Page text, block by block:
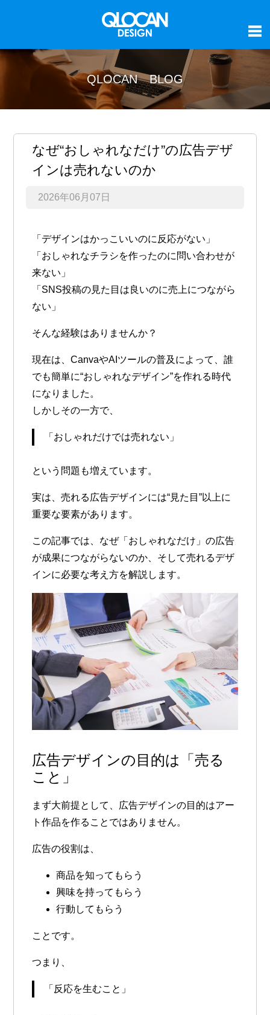
QLOCAN BLOG
なぜ“おしゃれなだけ”の広告デザ
インは売れないのか
2026年06月07日
「デザインはかっこいいのに反応がない」
「おしゃれなチラシを作ったのに問い合わせが
来ない」
「SNS投稿の見た目は良いのに売上につながら
ない」
そんな経験はありませんか？
現在は、CanvaやAIツールの普及によって、誰
でも簡単に“おしゃれなデザイン”を作れる時代
になりました。
しかしその一方で、
「おしゃれだけでは売れない」
という問題も増えています。
実は、売れる広告デザインには“見た目”以上に
重要な要素があります。
この記事では、なぜ「おしゃれなだけ」の広告
が成果につながらないのか、そして売れるデザ
インに必要な考え方を解説します。
広告デザインの目的は「売る
こと」
まず大前提として、広告デザインの目的はアー
ト作品を作ることではありません。
広告の役割は、
商品を知ってもらう
興味を持ってもらう
行動してもらう
ことです。
つまり、
「反応を生むこと」